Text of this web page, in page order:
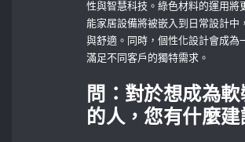
性與智慧科技。綠色材料的運用將
能家居設備將被嵌入到日常設計中
與舒適。同時，個性化設計會成為
滿足不同客戶的獨特需求。
問：對於想成為
的人，您有什麼建